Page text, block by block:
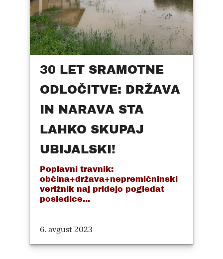
30 LET SRAMOTNE
ODLOČITVE: DRŽAVA
IN NARAVA STA
LAHKO SKUPAJ
UBIJALSKI!
Poplavni travnik:
občina+država+nepremičninski
verižnik naj pridejo pogledat
posledice...
6. avgust 2023